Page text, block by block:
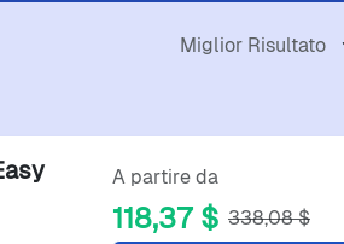
A partire da
118,37 $ 338,08 $